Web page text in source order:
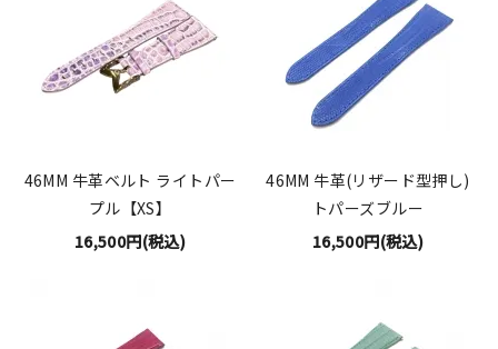
46MM 牛革ベルト ライトパー
プル【XS】
16,500円(税込)
46MM 牛革(リザード型押し)
トパーズブルー
16,500円(税込)